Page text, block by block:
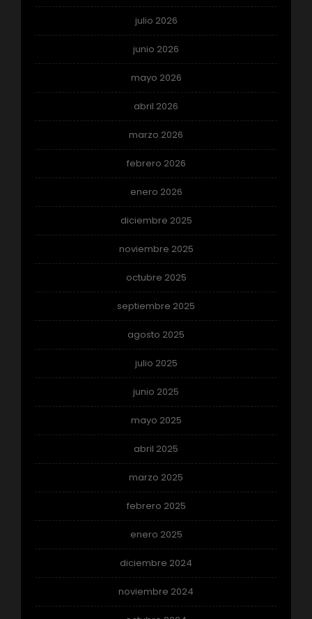
julio 2026
junio 2026
mayo 2026
abril 2026
marzo 2026
febrero 2026
enero 2026
diciembre 2025
noviembre 2025
octubre 2025
septiembre 2025
agosto 2025
julio 2025
junio 2025
mayo 2025
abril 2025
marzo 2025
febrero 2025
enero 2025
diciembre 2024
noviembre 2024